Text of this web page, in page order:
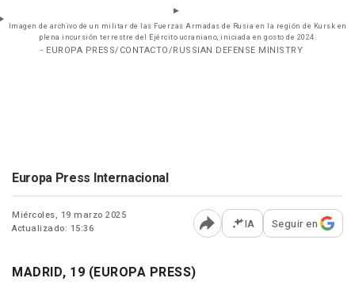
Imagen de archivo de un militar de las Fuerzas Armadas de Rusia en la región de Kursk en
plena incursión terrestre del Ejército ucraniano, iniciada en gosto de 2024.
- EUROPA PRESS/CONTACTO/RUSSIAN DEFENSE MINISTRY
Europa Press Internacional
Miércoles, 19 marzo 2025
Actualizado: 15:36
Abrir opciones para
IA Seguir en
MADRID, 19 (EUROPA PRESS)